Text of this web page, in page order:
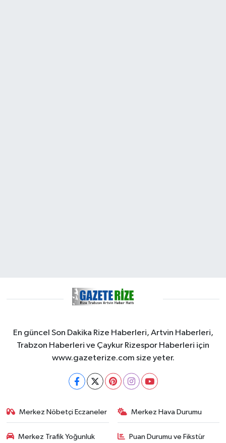
En güncel Son Dakika Rize Haberleri, Artvin Haberleri,
Trabzon Haberleri ve Çaykur Rizespor Haberleri için
www.gazeterize.com size yeter.
Merkez Nöbetçi Eczaneler Merkez Hava Durumu
Merkez Trafik Yoğunluk
Puan Durumu ve Fikstür